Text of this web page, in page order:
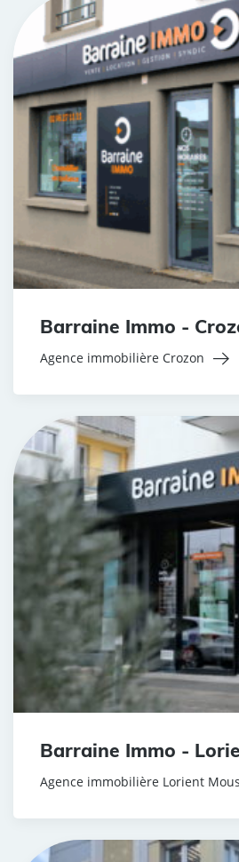
Barraine Immo -
Agence immobilière Crozon
Barraine Immo -
Agence immobilière Lorient